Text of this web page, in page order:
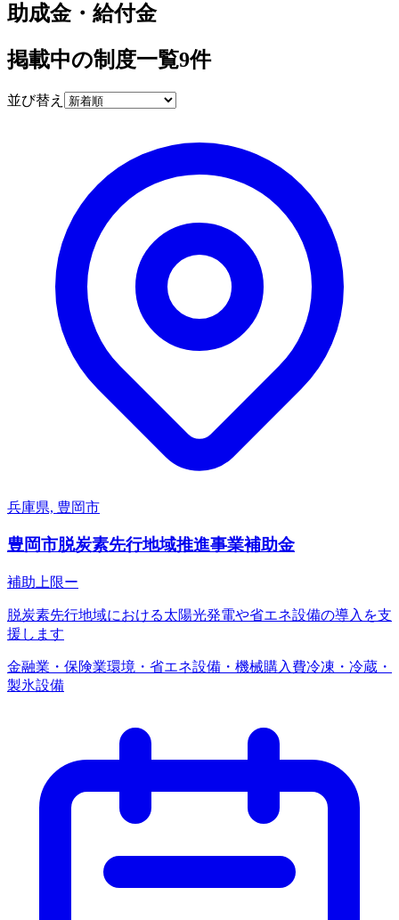
助成金・給付金
掲載中の制度一覧9件
並び替え
兵庫県, 豊岡市
豊岡市脱炭素先行地域推進事業補助金
補助上限ー
脱炭素先行地域における太陽光発電や省エネ設備の導入を支
援します
金融業・保険業環境・省エネ設備・機械購入費冷凍・冷蔵・
製氷設備